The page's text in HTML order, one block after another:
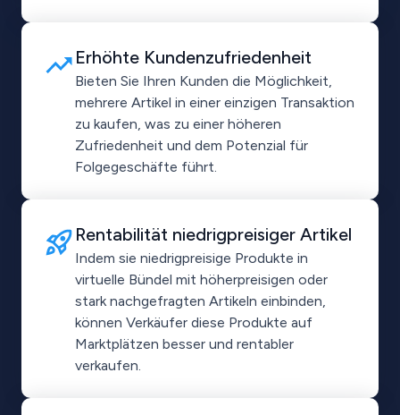
Erhöhte Kundenzufriedenheit
Bieten Sie Ihren Kunden die Möglichkeit,
mehrere Artikel in einer einzigen Transaktion
zu kaufen, was zu einer höheren
Zufriedenheit und dem Potenzial für
Folgegeschäfte führt.
Rentabilität niedrigpreisiger Artikel
Indem sie niedrigpreisige Produkte in
virtuelle Bündel mit höherpreisigen oder
stark nachgefragten Artikeln einbinden,
können Verkäufer diese Produkte auf
Marktplätzen besser und rentabler
verkaufen.